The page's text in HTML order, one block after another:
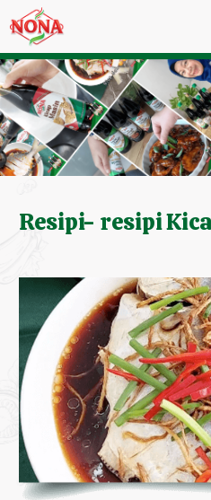
Resipi- resipi